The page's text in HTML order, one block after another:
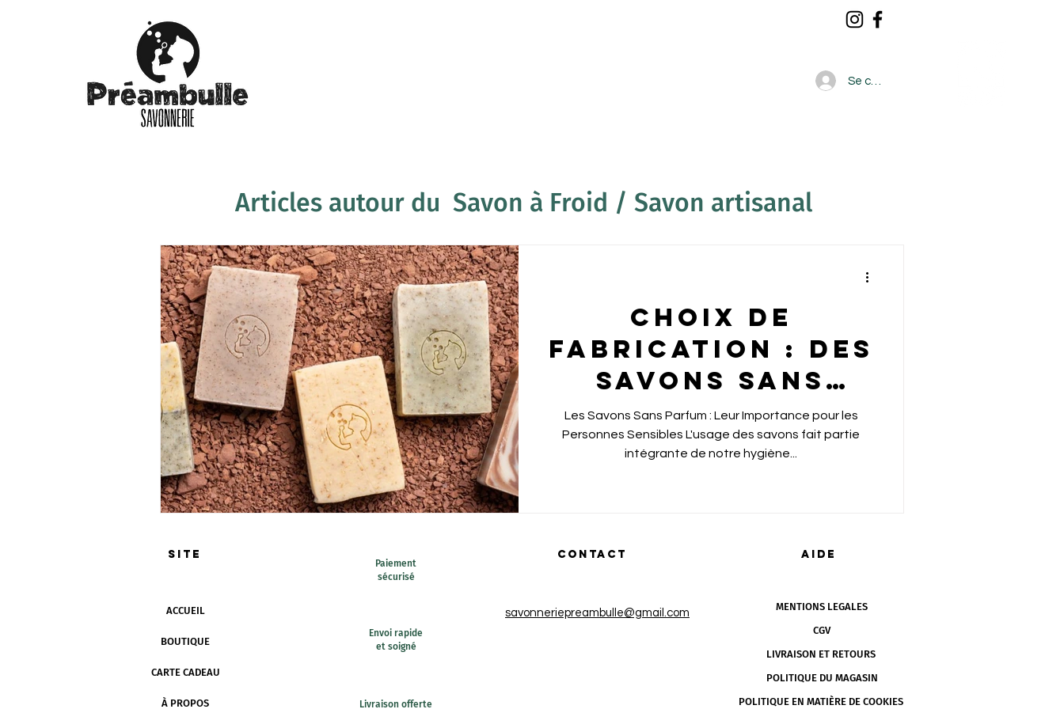
Se connecter
Choix de
Fabrication : Des
Savons sans
Parfum et sans
Huile
Les Savons Sans Parfum : Leur Importance pour les
Personnes Sensibles L'usage des savons fait partie
intégrante de notre hygiène...
Articles autour du Savon à Froid / Savon artisanal
SITE
ACCUEIL
BOUTIQUE
CARTE CADEAU
À PROPOS
Paiement
sécurisé
Envoi rapide
et soigné
Livraison offerte
CONTACT
savonneriepreambulle@gmail.com
AIDE
MENTIONS LEGALES
CGV
LIVRAISON ET RETOURS
POLITIQUE DU MAGASIN
POLITIQUE EN MATIÈRE DE COOKIES